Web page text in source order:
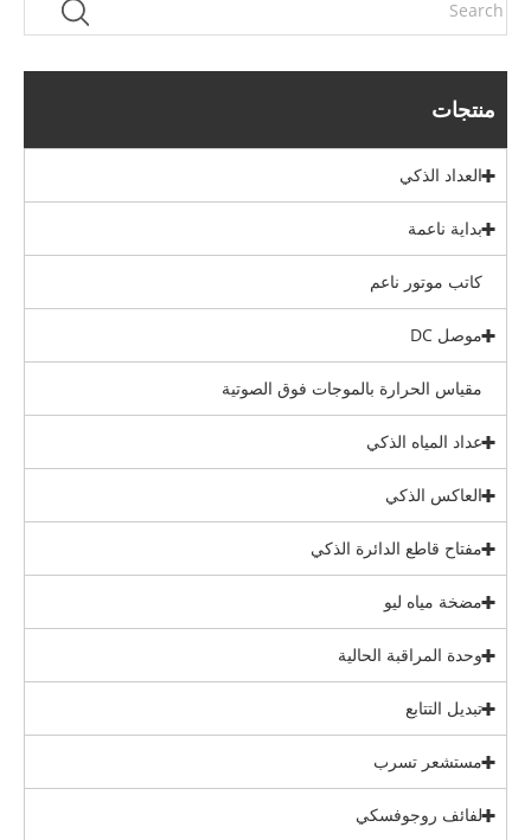
منتجات
العداد الذكي
بداية ناعمة
كاتب موتور ناعم
موصل DC
مقياس الحرارة بالموجات فوق الصوتية
عداد المياه الذكي
العاكس الذكي
مفتاح قاطع الدائرة الذكي
مضخة مياه ليو
وحدة المراقبة الحالية
تبديل التتابع
مستشعر تسرب
لفائف روجوفسكي